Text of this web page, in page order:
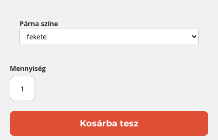
Párna színe
Mennyiség
Kosárba tesz